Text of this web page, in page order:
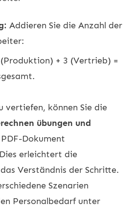
Addieren Sie die Anzahl der
+ 3 (Vertrieb) =
vertiefen, können Sie die
übungen und
Dokument
erleichtert die
Verständnis der Schritte.
Szenarien
Personalbedarf unter